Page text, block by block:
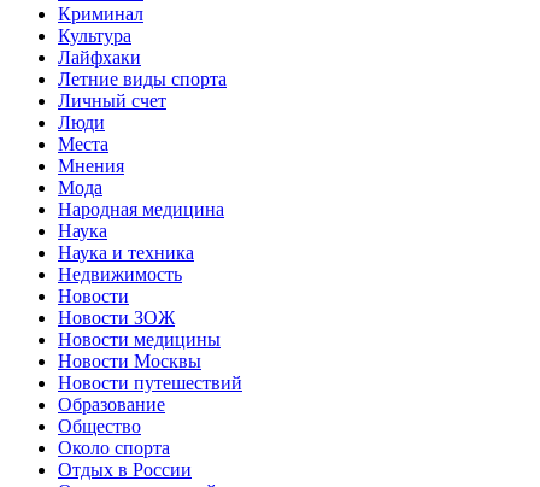
Криминал
Культура
Лайфхаки
Летние виды спорта
Личный счет
Люди
Места
Мнения
Мода
Народная медицина
Наука
Наука и техника
Недвижимость
Новости
Новости ЗОЖ
Новости медицины
Новости Москвы
Новости путешествий
Образование
Общество
Около спорта
Отдых в России